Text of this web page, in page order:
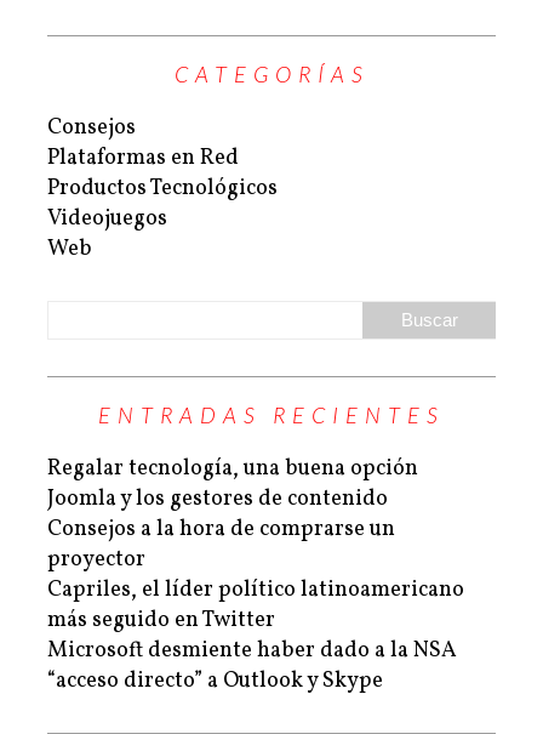
CATEGORÍAS
Consejos
Plataformas en Red
Productos Tecnológicos
Videojuegos
Web
ENTRADAS RECIENTES
Regalar tecnología, una buena opción
Joomla y los gestores de contenido
Consejos a la hora de comprarse un
proyector
Capriles, el líder político latinoamericano
más seguido en Twitter
Microsoft desmiente haber dado a la NSA
“acceso directo” a Outlook y Skype